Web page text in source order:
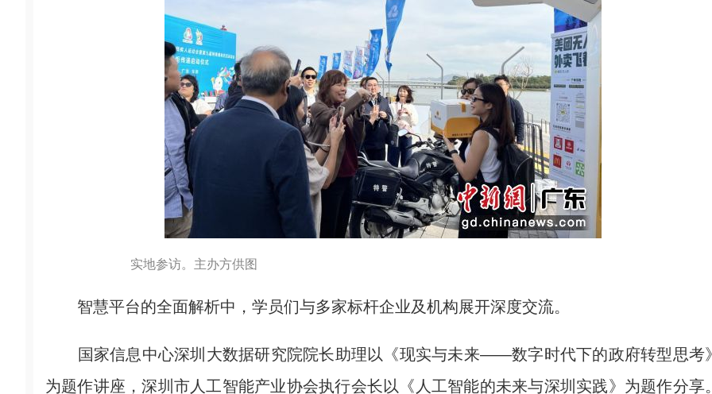
实地参访。主办方供图
智慧平台的全面解析中，学员们与多家标杆企业及机构展开深度交流。
国家信息中心深圳大数据研究院院长助理以《现实与未来——数字时代下的政府转型思考
为题作讲座，深圳市人工智能产业协会执行会长以《人工智能的未来与深圳实践》为题作分享